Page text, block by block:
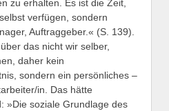
zu erhalten. Es ist die Zeit,
verfügen, sondern
Auftraggeber.« (S. 139).
das nicht wir selber,
daher kein
sondern ein persönliches –
in. Das hätte
»Die soziale Grundlage des